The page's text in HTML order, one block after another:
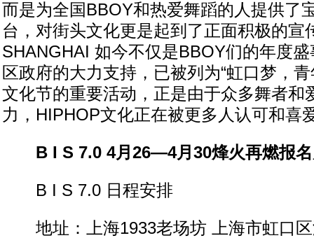
而是为全国BBOY和热爱舞蹈的人提供了
台，对街头文化更是起到了正面积极的宣
SHANGHAI 如今不仅是BBOY们的年度
区政府的大力支持，已被列为“虹口梦，
文化节的重要活动，正是由于众多舞者和
力，HIPHOP文化正在被更多人认可和喜
B I S 7.0 4月26—4月30烽火再燃报名
B I S 7.0 日程安排
地址：上海1933老场坊 上海市虹口区